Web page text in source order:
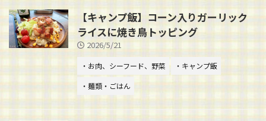
【キャンプ飯】コーン入りガーリック
ライスに焼き鳥トッピング
2026/5/21
・お肉、シーフード、野菜
・キャンプ飯
・麺類・ごはん